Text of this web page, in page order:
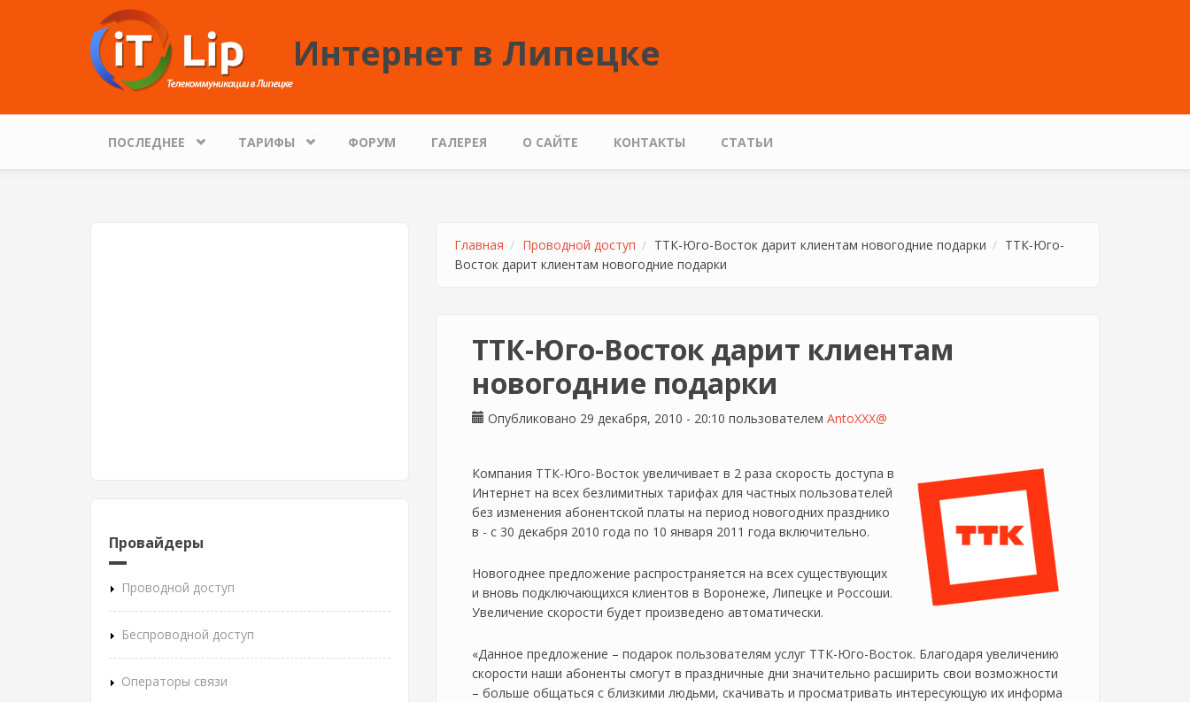
Перейти к основному содержанию
Интернет в Липецке
ПОСЛЕДНЕЕ ТАРИФЫ ФОРУМ ГАЛЕРЕЯ О САЙТЕ КОНТАКТЫ СТАТЬИ
Провайдеры
Проводной доступ
Беспроводной доступ
Операторы связи
Главная Проводной доступ ТТК-Юго-Восток дарит клиентам новогодние подарки
ТТК-Юго-
Восток дарит клиентам новогодние подарки
ТТК-Юго-Восток дарит клиентам
новогодние подарки
Опубликовано 29 декабря, 2010 - 20:10 пользователем AntoXXX@
Компания ТТК-Юго-Восток увеличивает в 2 раза скорость доступа в
Интернет на всех безлимитных тарифах для частных пользователей
без изменения абонентской платы на период новогодних празднико
в - с 30 декабря 2010 года по 10 января 2011 года включительно.
Новогоднее предложение распространяется на всех существующих
и вновь подключающихся клиентов в Воронеже, Липецке и Россоши.
Увеличение скорости будет произведено автоматически.
«Данное предложение – подарок пользователям услуг ТТК-Юго-Восток. Благодаря увеличению
скорости наши абоненты смогут в праздничные дни значительно расширить свои возможности
– больше общаться с близкими людьми, скачивать и просматривать интересующую их информа